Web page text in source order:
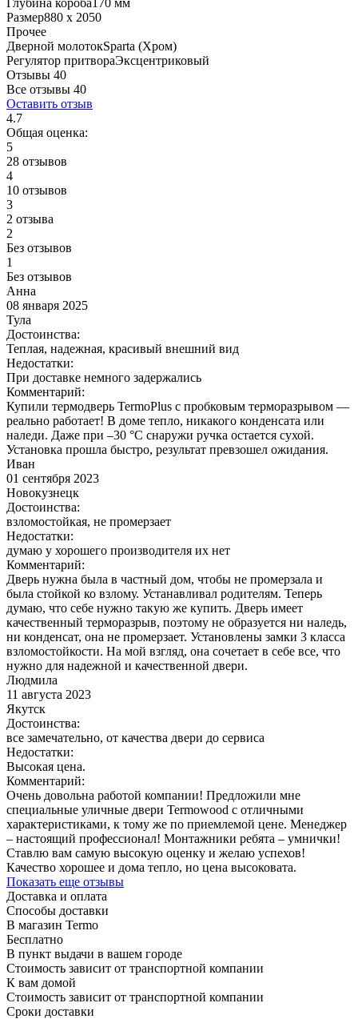
Размер880 x 2050
Прочее
Дверной молотокSparta (Хром)
Регулятор притвораЭксцентриковый
Отзывы 40
Все отзывы 40
Оставить отзыв
4.7
Общая оценка:
5
28 отзывов
4
10 отзывов
3
2 отзыва
2
Без отзывов
1
Без отзывов
Анна
08 января 2025
Тула
Достоинства:
Теплая, надежная, красивый внешний вид
Недостатки:
При доставке немного задержались
Комментарий:
Купили термодверь TermoPlus с пробковым терморазрывом —
реально работает! В доме тепло, никакого конденсата или
наледи. Даже при –30 °C снаружи ручка остается сухой.
Установка прошла быстро, результат превзошел ожидания.
Иван
01 сентября 2023
Новокузнецк
Достоинства:
взломостойкая, не промерзает
Недостатки:
думаю у хорошего производителя их нет
Комментарий:
Дверь нужна была в частный дом, чтобы не промерзала и
была стойкой ко взлому. Устанавливал родителям. Теперь
думаю, что себе нужно такую же купить. Дверь имеет
качественный терморазрыв, поэтому не образуется ни наледь,
ни конденсат, она не промерзает. Установлены замки 3 класса
взломостойкости. На мой взгляд, она сочетает в себе все, что
нужно для надежной и качественной двери.
Людмила
11 августа 2023
Якутск
Достоинства:
все замечательно, от качества двери до сервиса
Недостатки:
Высокая цена.
Комментарий:
Очень довольна работой компании! Предложили мне
специальные уличные двери Termowood с отличными
характеристиками, к тому же по приемлемой цене. Менеджер
– настоящий профессионал! Монтажники ребята – умнички!
Ставлю вам самую высокую оценку и желаю успехов!
Качество хорошее и дома тепло, но цена высоковата.
Показать еще отзывы
Доставка и оплата
Способы доставки
В магазин Termo
Бесплатно
В пункт выдачи в вашем городе
Стоимость зависит от транспортной компании
К вам домой
Стоимость зависит от транспортной компании
Сроки доставки